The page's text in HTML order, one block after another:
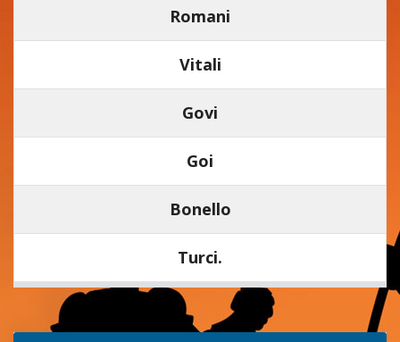
Romani
Vitali
Govi
Goi
Bonello
Turci.